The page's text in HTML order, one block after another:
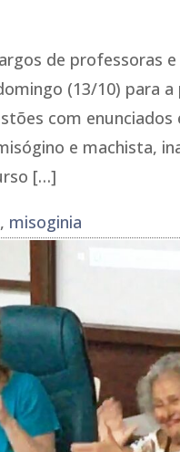
de professoras
(13/10) para
com
e machista,
[…]
, misoginia